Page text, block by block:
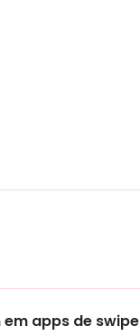
apps de swipe